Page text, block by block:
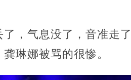
，气息没了，音准走
琳娜被骂的很惨。